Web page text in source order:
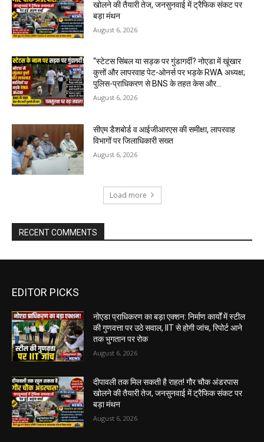
खोलने की तैयारी तेज, जनसुनवाई में ट्रैफिक संकट पर
बड़ा मंथन
August 6, 2026
“स्टेटस सिंबल या सड़क पर गुंडागर्दी? नोएडा में खूंखार
कुत्तों और लापरवाह पेट-ओनर्स पर भड़के RWA अध्यक्ष;
पुलिस-प्राधिकरण से BNS के तहत केस और...
August 6, 2026
सीएम डैशबोर्ड व आईजीआरएस की समीक्षा, लापरवाह
विभागों पर जिलाधिकारी सख्त
August 6, 2026
Load more
RECENT COMMENTS
EDITOR PICKS
नोएडा प्राधिकरण का बड़ा एक्शन: निर्माण कार्यों में स्टील
की गुणवत्ता पर उठे सवाल, IIT से होगी जांच, रिपोर्ट आने
तक भुगतान पर रोक
August 6, 2026
दीपावली तक मिल सकती है राहत! गौर चौक अंडरपास
खोलने की तैयारी तेज, जनसुनवाई में ट्रैफिक संकट पर
बड़ा मंथन
August 6, 2026